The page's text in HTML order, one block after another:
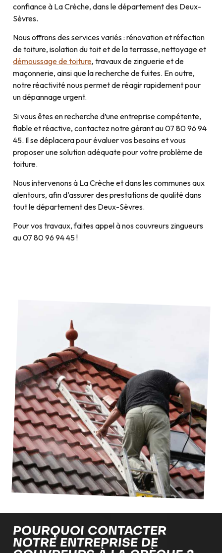
confiance à La Crèche, dans le département des Deux-
Sèvres.
Nous offrons des services variés : rénovation et réfection
de toiture, isolation du toit et de la terrasse, nettoyage et
démoussage de toiture, travaux de zinguerie et de
maçonnerie, ainsi que la recherche de fuites. En outre,
notre réactivité nous permet de réagir rapidement pour
un dépannage urgent.
Si vous êtes en recherche d’une entreprise compétente,
fiable et réactive, contactez notre gérant au 07 80 96 94
45. Il se déplacera pour évaluer vos besoins et vous
proposer une solution adéquate pour votre problème de
toiture.
Nous intervenons à La Crèche et dans les communes aux
alentours, afin d’assurer des prestations de qualité dans
tout le département des Deux-Sèvres.
Pour vos travaux, faites appel à nos couvreurs zingueurs
au 07 80 96 94 45 !
POURQUOI CONTACTER
NOTRE ENTREPRISE DE